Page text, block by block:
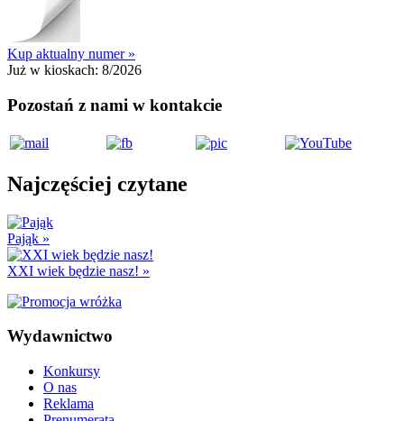
Kup aktualny numer »
Już w kioskach: 8/2026
Pozostań z nami w kontakcie
Najczęściej czytane
Pająk »
XXI wiek będzie nasz! »
Wydawnictwo
Konkursy
O nas
Reklama